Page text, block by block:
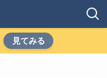
見てみる